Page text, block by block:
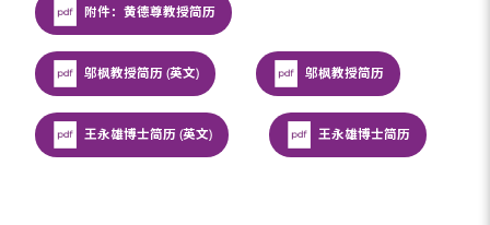
附件：黄德尊教授简历
邬枫教授简历 (英文) 邬枫教授简历
王永雄博士简历 (英文) 王永雄博士简历